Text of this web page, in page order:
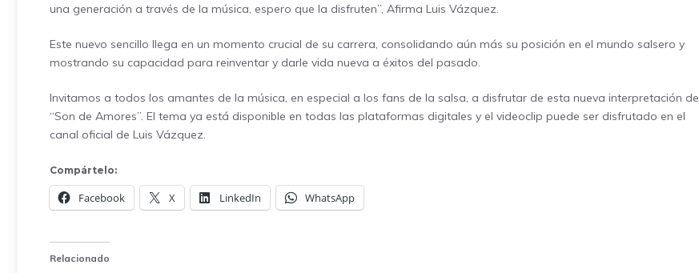
una generación a través de la música, espero que la disfruten”, Afirma Luis Vázquez.
Este nuevo sencillo llega en un momento crucial de su carrera, consolidando aún más su posición en el mundo salsero y
mostrando su capacidad para reinventar y darle vida nueva a éxitos del pasado.
Invitamos a todos los amantes de la música, en especial a los fans de la salsa, a disfrutar de esta nueva interpretación de
“Son de Amores”. El tema ya está disponible en todas las plataformas digitales y el videoclip puede ser disfrutado en el
canal oficial de Luis Vázquez.
Compártelo:
Facebook X LinkedIn WhatsApp
Relacionado